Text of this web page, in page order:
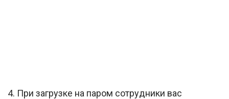
4. При загрузке на паром сотрудники вас